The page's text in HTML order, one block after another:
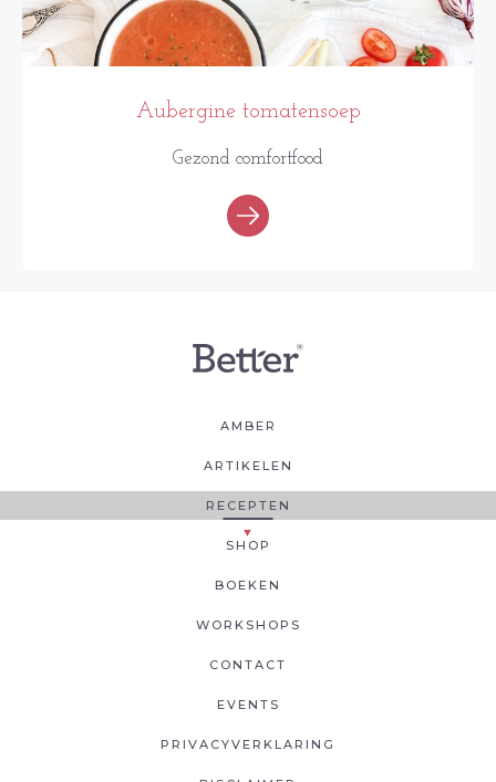
Aubergine tomatensoep
Gezond comfortfood
AMBER
ARTIKELEN
RECEPTEN
SHOP
BOEKEN
WORKSHOPS
CONTACT
EVENTS
PRIVACYVERKLARING